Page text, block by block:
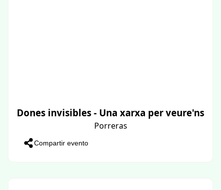
Dones invisibles - Una xarxa per veure'ns
Porreras
Compartir evento